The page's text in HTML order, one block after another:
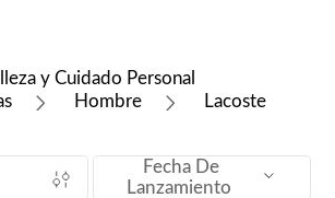
y Cuidado Personal
Hombre Lacoste
Fecha De
Lanzamiento